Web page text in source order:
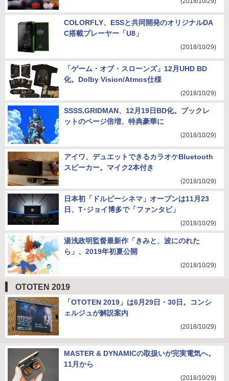
COLORFLY、ESSと共同開発のオリジナルDA
C搭載プレーヤー「U8」
(2018/10/29)
「ゲーム・オブ・スローンズ」12月UHD BD
化。Dolby Vision/Atmos仕様
(2018/10/29)
SSSS.GRIDMAN、12月19日BD化。ブックレ
ットのページ倍増、特典豪華に
(2018/10/29)
アイワ、デュエットできるカラオケBluetooth
スピーカー。マイク2本付き
(2018/10/29)
日本初「ドルビーシネマ」オープンは11月23
日、T･ジョイ博多で「ファンタビ」
(2018/10/29)
湯浅政明監督最新作「きみと、波にのれた
ら」、2019年初夏公開
(2018/10/29)
OTOTEN 2019
「OTOTEN 2019」は6月29日・30日。コンシ
ェルジュが解説案内
(2018/10/29)
MASTER & DYNAMICの取扱いが完実電気へ。
11月から
(2018/10/29)